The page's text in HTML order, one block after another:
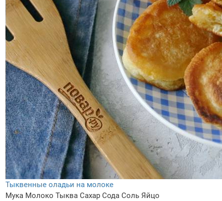
Тыквенные оладьи на молоке
Мука Молоко Тыква Сахар Сода Соль Яйцо